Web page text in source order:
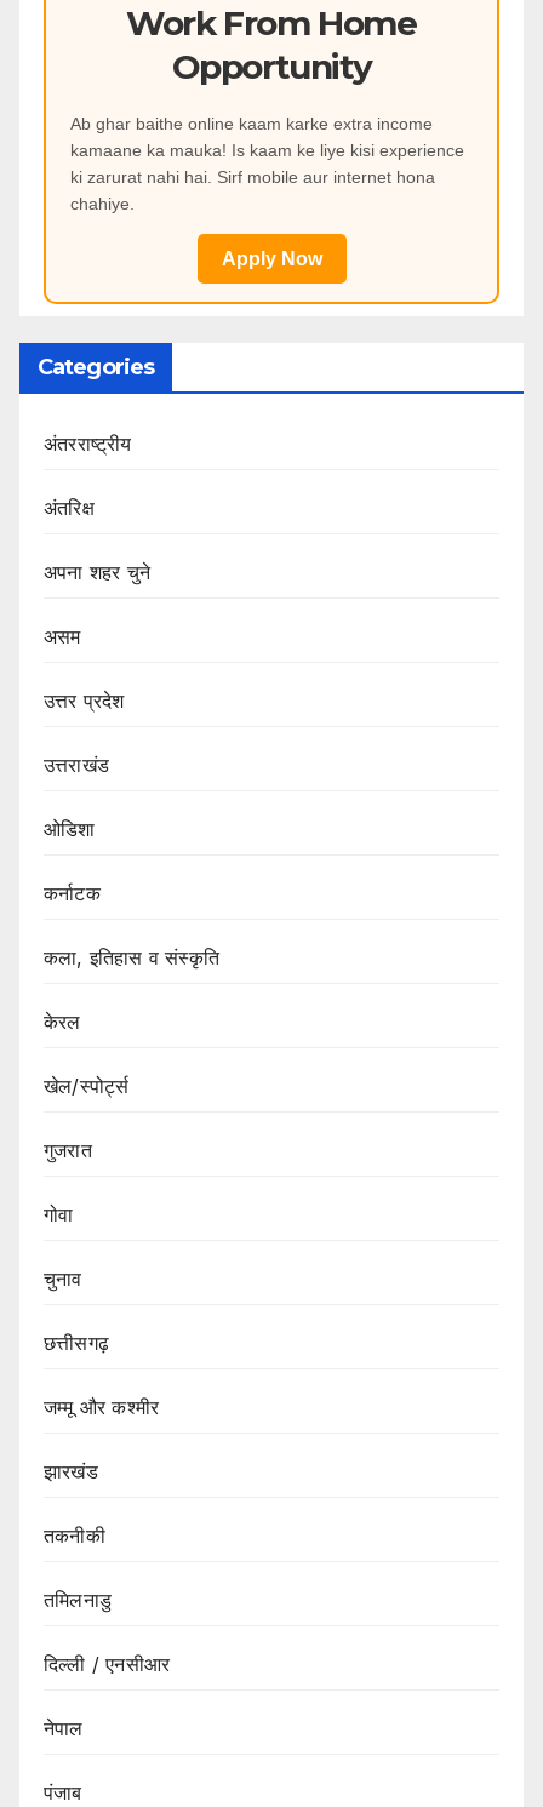
Work From Home
Opportunity
Ab ghar baithe online kaam karke extra income
kamaane ka mauka! Is kaam ke liye kisi experience
ki zarurat nahi hai. Sirf mobile aur internet hona
chahiye.
Apply Now
Categories
अंतरराष्ट्रीय
अंतरिक्ष
अपना शहर चुने
असम
उत्तर प्रदेश
उत्तराखंड
ओडिशा
कर्नाटक
कला, इतिहास व संस्कृति
केरल
खेल/स्पोर्ट्स
गुजरात
गोवा
चुनाव
छत्तीसगढ़
जम्मू और कश्मीर
झारखंड
तकनीकी
तमिलनाडु
दिल्ली / एनसीआर
नेपाल
पंजाब